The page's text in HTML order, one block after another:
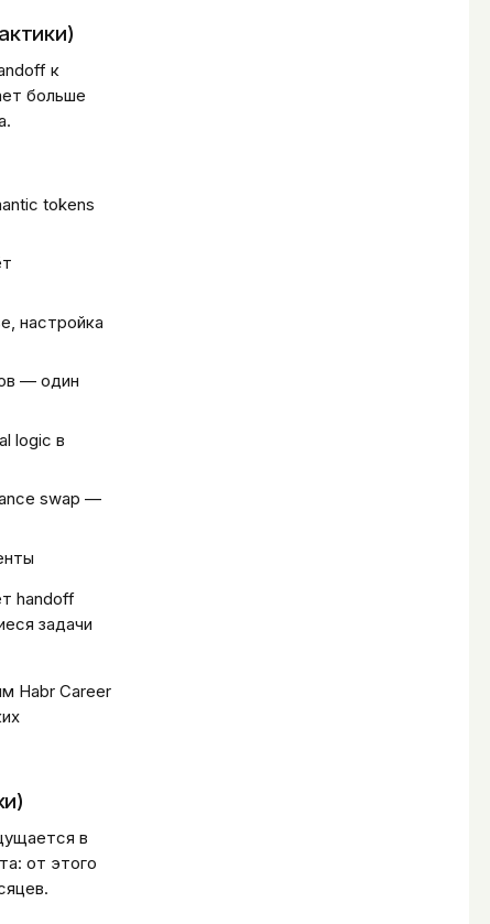
к
больше
tokens
настройка
— один
logic в
swap —
handoff
задачи
Habr Career
в
от этого